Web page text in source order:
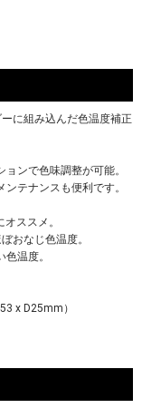
に組み込んだ色温度補正
ンで色味調整が可能。
テナンスも便利です。
ススメ。
おなじ色温度。
温度。
x D25mm）